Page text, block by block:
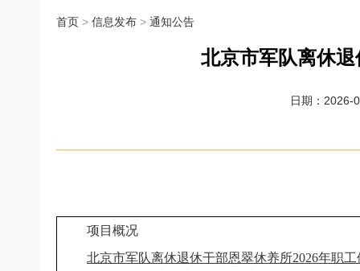
首页 > 信息发布 > 通知公告
北京市军队离休
日期：2026-
项目概况
北京市军队离休退休干部恩翠休养所2026年职